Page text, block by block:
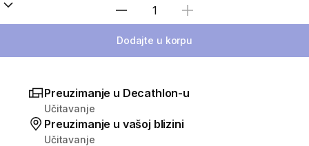
Izaberi količinu
Dodajte u korpu
Preuzimanje u Decathlon-u
Učitavanje
Preuzimanje u vašoj blizini
Učitavanje